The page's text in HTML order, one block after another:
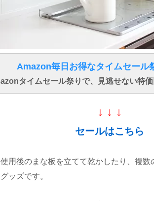
Amazon毎日お得なタイムセール
タイムセール祭りで、見逃せない特価
↓ ↓ ↓
セールはこちら
用後のまな板を立てて乾かしたり、複
ッズです。